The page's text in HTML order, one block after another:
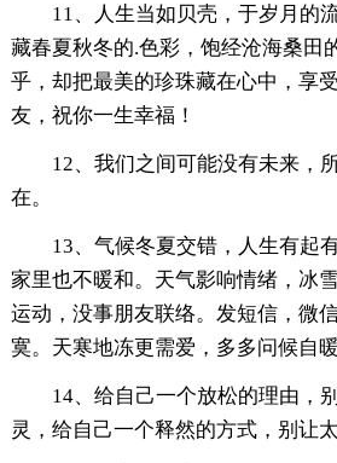
11、人生当如贝壳，于岁月的
藏春夏秋冬的.色彩，饱经沧海桑田
乎，却把最美的珍珠藏在心中，享
友，祝你一生幸福！
12、我们之间可能没有未来，
在。
13、气候冬夏交错，人生有起
家里也不暖和。天气影响情绪，冰
运动，没事朋友联络。发短信，微
寞。天寒地冻更需爱，多多问候自
14、给自己一个放松的理由，
灵，给自己一个释然的方式，别让